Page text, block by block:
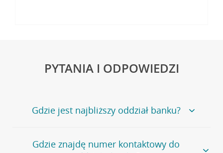
PYTANIA I ODPOWIEDZI
Gdzie jest najbliższy oddział banku?
Jeśli szukasz oddziału naszego banku, zapraszamy na
stronęPlacówki i bankomaty, na której znajduje się
Gdzie znajdę numer kontaktowy do